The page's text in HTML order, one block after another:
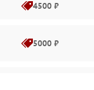
4500 ₽
5000 ₽